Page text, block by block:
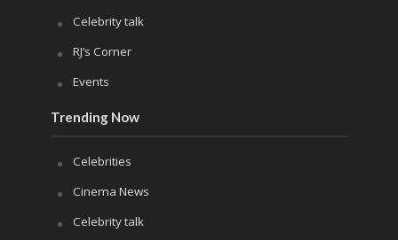
Celebrity talk
RJ’s Corner
Events
Trending Now
Celebrities
Cinema News
Celebrity talk